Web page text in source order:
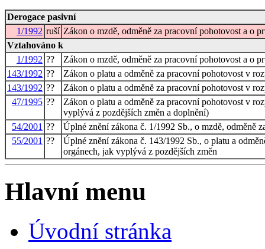
Derogace pasivní
1/1992 ruší Zákon o mzdě, odměně za pracovní pohotovost a o
Vztahováno k
1/1992 ??
Zákon o mzdě, odměně za pracovní pohotovost a o
143/1992 ??
Zákon o platu a odměně za pracovní pohotovost v
143/1992 ??
Zákon o platu a odměně za pracovní pohotovost v
47/1995 ??
Zákon o platu a odměně za pracovní pohotovost v
vyplývá z pozdějších změn a doplnění)
54/2001 ??
Úplné znění zákona č. 1/1992 Sb., o mzdě, odměně
55/2001 ??
Úplné znění zákona č. 143/1992 Sb., o platu a
orgánech, jak vyplývá z pozdějších změn
Hlavní menu
Úvodní stránka